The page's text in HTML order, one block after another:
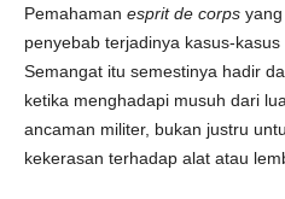
Pemahaman esprit de corps
penyebab terjadinya kasus-
Semangat itu semestinya hadir
ketika menghadapi musuh dari
ancaman militer, bukan justru
kekerasan terhadap alat atau